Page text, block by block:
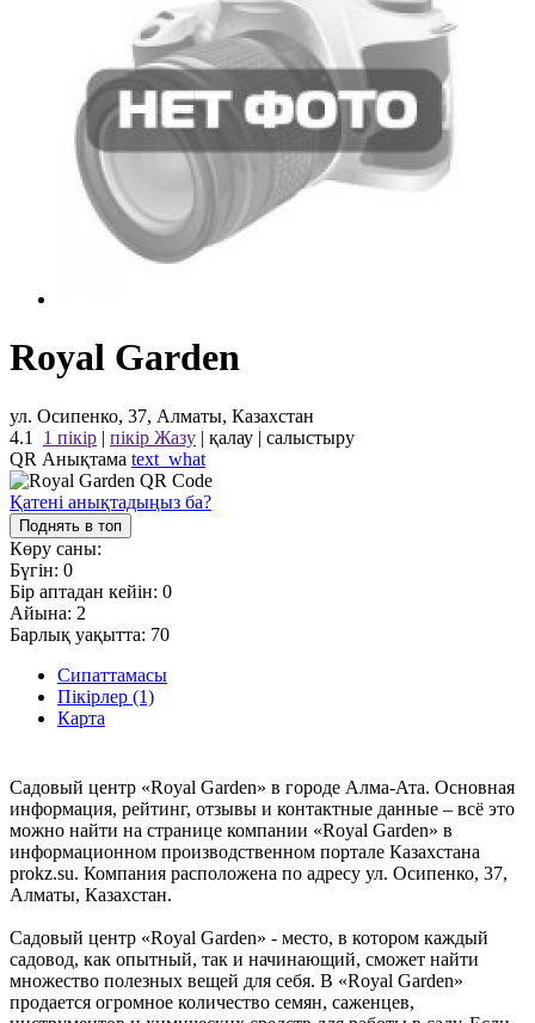
Royal Garden
ул. Осипенко, 37, Алматы, Казахстан
4.1
1 пікір | пікір Жазу | қалау | салыстыру
QR Анықтама text_what
Қатені анықтадыңыз ба?
Поднять в топ
Көру саны:
Бүгін: 0
Бір аптадан кейін: 0
Айына: 2
Барлық уақытта: 70
Сипаттамасы
Пікірлер (1)
Карта
Садовый центр «Royal Garden» в городе Алма-Ата. Основная
информация, рейтинг, отзывы и контактные данные – всё это
можно найти на странице компании «Royal Garden» в
информационном производственном портале Казахстана
prokz.su. Компания расположена по адресу ул. Осипенко, 37,
Алматы, Казахстан.
Садовый центр «Royal Garden» - место, в котором каждый
садовод, как опытный, так и начинающий, сможет найти
множество полезных вещей для себя. В «Royal Garden»
продается огромное количество семян, саженцев,